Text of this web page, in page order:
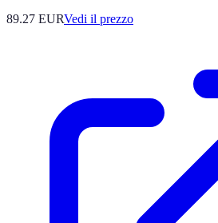
89.27 EURVedi il prezzo